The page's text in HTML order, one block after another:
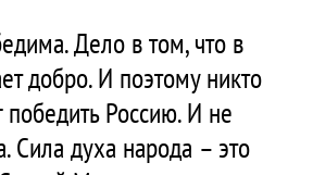
Дело в том, что в
добро. И поэтому никто
победить Россию. И не
Сила духа народа – это